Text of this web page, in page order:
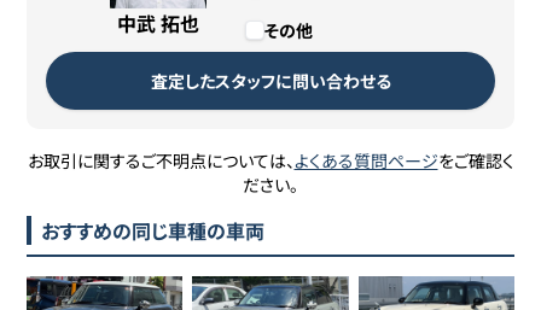
中武 拓也
その他
査定したスタッフに問い合わせる
お取引に関するご不明点については、よくある質問ページをご確認く
ださい。
おすすめの同じ車種の車両